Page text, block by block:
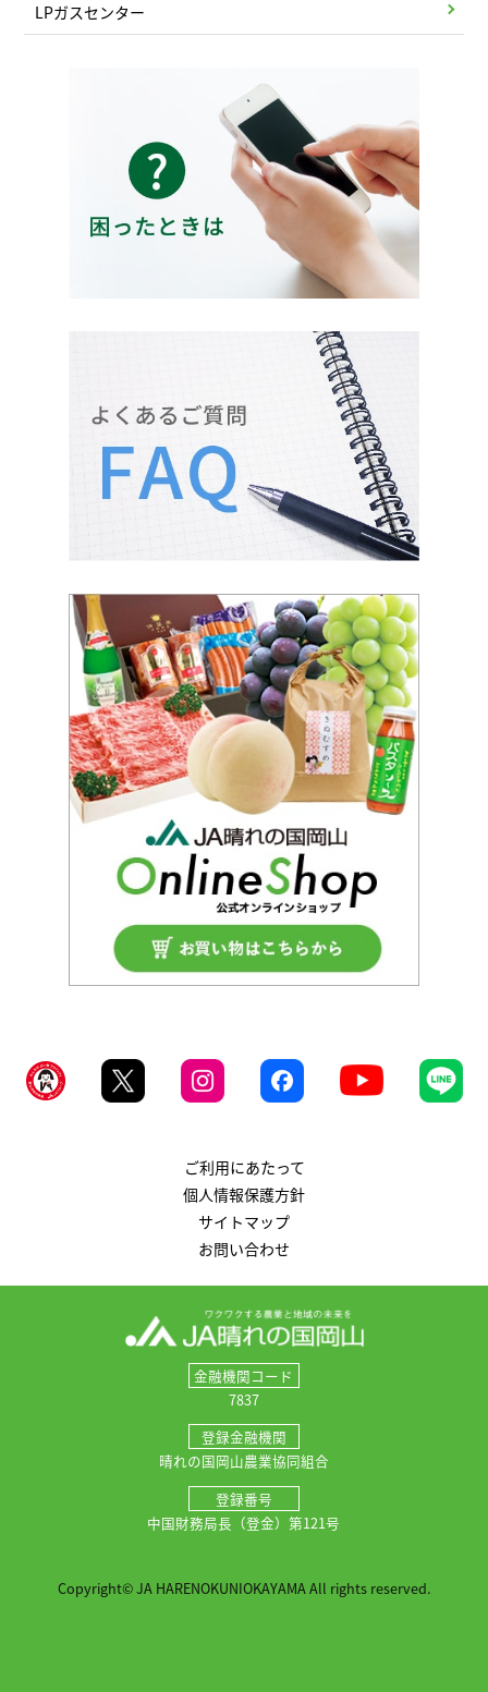
LPガスセンター
ご利用にあたって
個人情報保護方針
サイトマップ
お問い合わせ
金融機関コード
7837
登録金融機関
晴れの国岡山農業協同組合
登録番号
中国財務局長（登金）第121号
Copyright© JA HARENOKUNIOKAYAMA All rights reserved.